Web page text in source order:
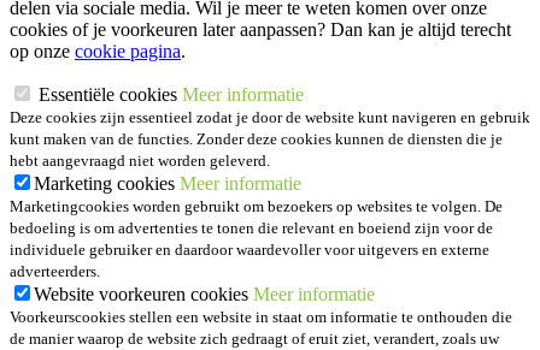
delen via sociale media. Wil je meer te weten komen over onze
cookies of je voorkeuren later aanpassen? Dan kan je altijd terecht
op onze cookie pagina.
Essentiële cookies Meer informatie
Deze cookies zijn essentieel zodat je door de website kunt navigeren en gebruik
kunt maken van de functies. Zonder deze cookies kunnen de diensten die je
hebt aangevraagd niet worden geleverd.
Marketing cookies Meer informatie
Marketingcookies worden gebruikt om bezoekers op websites te volgen. De
bedoeling is om advertenties te tonen die relevant en boeiend zijn voor de
individuele gebruiker en daardoor waardevoller voor uitgevers en externe
adverteerders.
Website voorkeuren cookies Meer informatie
Voorkeurscookies stellen een website in staat om informatie te onthouden die
de manier waarop de website zich gedraagt of eruit ziet, verandert, zoals uw